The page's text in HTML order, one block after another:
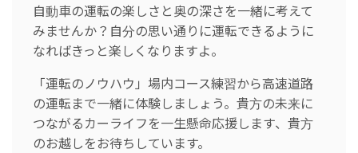
自動車の運転の楽しさと奥の深さを一緒に考えて
みませんか？自分の思い通りに運転できるように
なればきっと楽しくなりますよ。
「運転のノウハウ」場内コース練習から高速道路
の運転まで一緒に体験しましょう。貴方の未来に
つながるカーライフを一生懸命応援します、貴方
のお越しをお待ちしています。